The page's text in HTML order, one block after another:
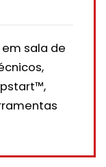
sala de